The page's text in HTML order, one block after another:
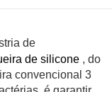
de
de silicone , do
convencional 3